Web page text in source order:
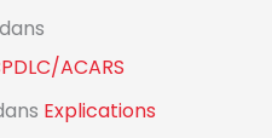
dans
ACARS
Explications